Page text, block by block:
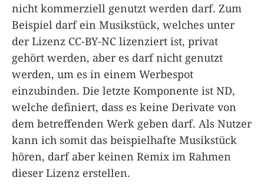
nicht kommerziell genutzt werden darf. Zum
Beispiel darf ein Musikstück, welches unter
der Lizenz CC-BY-NC lizenziert ist, privat
gehört werden, aber es darf nicht genutzt
werden, um es in einem Werbespot
einzubinden. Die letzte Komponente ist ND,
welche definiert, dass es keine Derivate von
dem betreffenden Werk geben darf. Als Nutzer
kann ich somit das beispielhafte Musikstück
hören, darf aber keinen Remix im Rahmen
dieser Lizenz erstellen.